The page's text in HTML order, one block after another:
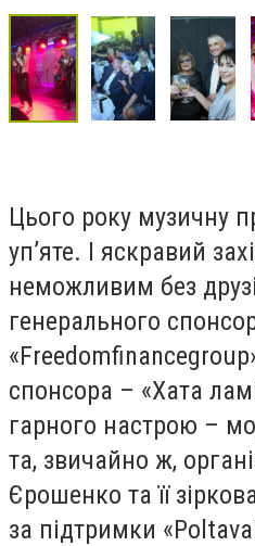
Цього року музичну
уп’яте. І яскравий
неможливим без
генерального
спонсора – «Хата
гарного настрою –
та, звичайно ж,
Єрошенко та її
за підтримки